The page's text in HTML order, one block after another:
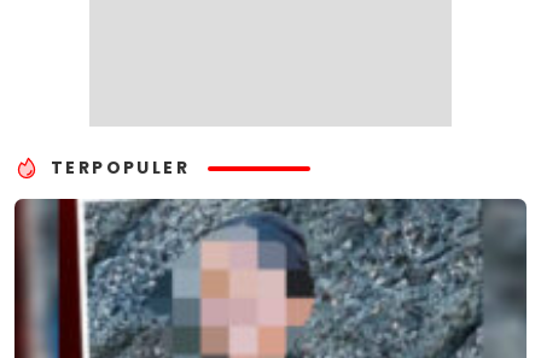
TERPOPULER